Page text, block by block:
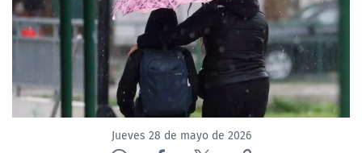
ACTUALIDAD Y TENDENCIAS
CORPORATIVO Y TRANSPARENCIA
CANAL DE DENUNCIASJueves 28 de mayo de 2026